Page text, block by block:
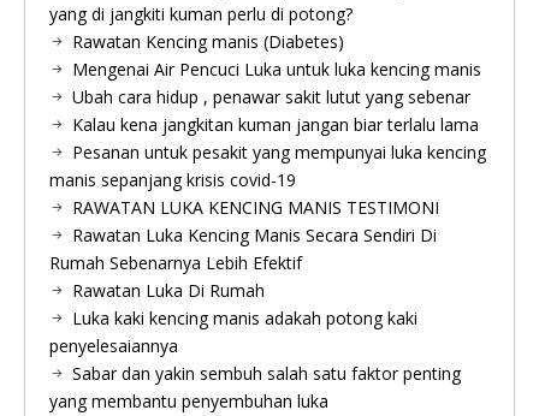
yang di jangkiti kuman perlu di potong?
Rawatan Kencing manis (Diabetes)
Mengenai Air Pencuci Luka untuk luka kencing manis
Ubah cara hidup , penawar sakit lutut yang sebenar
Kalau kena jangkitan kuman jangan biar terlalu lama
Pesanan untuk pesakit yang mempunyai luka kencing
manis sepanjang krisis covid-19
RAWATAN LUKA KENCING MANIS TESTIMONI
Rawatan Luka Kencing Manis Secara Sendiri Di
Rumah Sebenarnya Lebih Efektif
Rawatan Luka Di Rumah
Luka kaki kencing manis adakah potong kaki
penyelesaiannya
Sabar dan yakin sembuh salah satu faktor penting
yang membantu penyembuhan luka